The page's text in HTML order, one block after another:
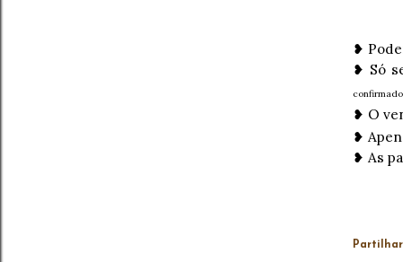
❥
❥ Só
❥ O
❥
❥ As
Partilhar